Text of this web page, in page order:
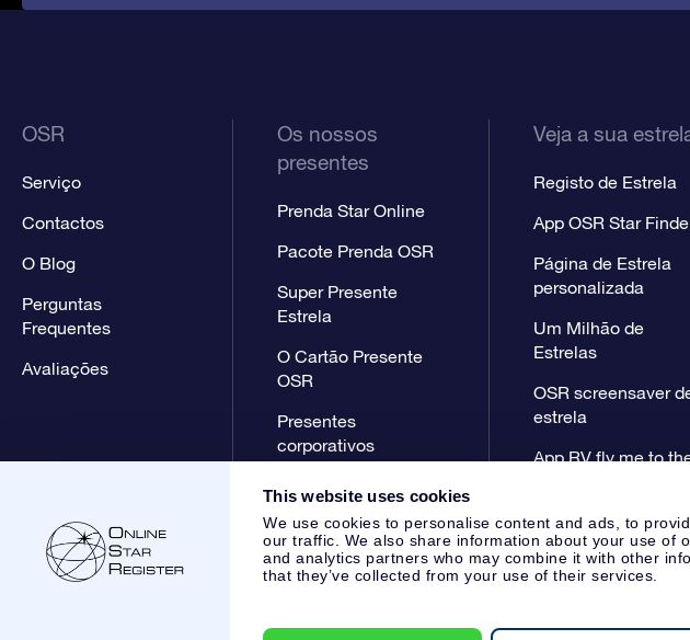
This website uses cookies
We use cookies to personalise content and ads, to
our traffic. We also share information about your use of
and analytics partners who may combine it with other
that they’ve collected from your use of their services.
OSR
Serviço
Contactos
O Blog
Perguntas
Frequentes
Avaliações
Os nossos
presentes
Prenda Star Online
Pacote Prenda OSR
Super Presente
Estrela
O Cartão Presente
OSR
Presentes
corporativos
Veja a sua
Registo de Estrela
App OSR Star
Página de Estrela
personalizada
Um Milhão de
Estrelas
OSR screensaver
estrela
App RV fly me to